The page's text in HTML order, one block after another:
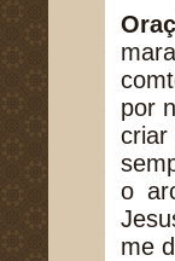
por
o
me